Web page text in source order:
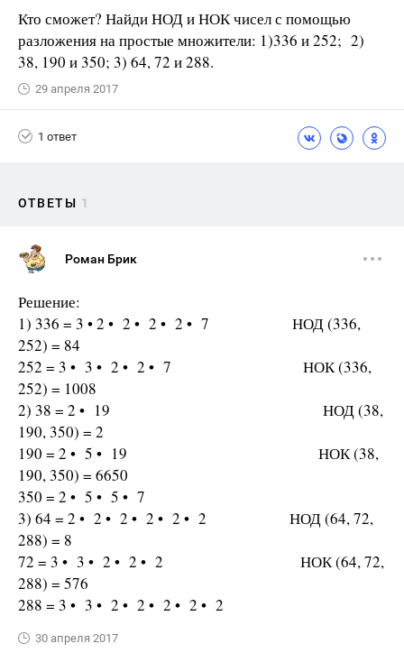
Кто сможет? Найди НОД и НОК чисел с помощью
разложения на простые множители: 1)336 и 252; 2)
38, 190 и 350; 3) 64, 72 и 288.
29 апреля 2017
1 ответ
ОТВЕТЫ 1
Роман Брик
Решение:
1) 336 = 3 • 2 • 2 • 2 • 2 • 7 НОД (336,
252) = 84
252 = 3 • 3 • 2 • 2 • 7 НОК (336,
252) = 1008
2) 38 = 2 • 19 НОД (38,
190, 350) = 2
190 = 2 • 5 • 19 НОК (38,
190, 350) = 6650
350 = 2 • 5 • 5 • 7
3) 64 = 2 • 2 • 2 • 2 • 2 • 2 НОД (64, 72,
288) = 8
72 = 3 • 3 • 2 • 2 • 2 НОК (64, 72,
288) = 576
288 = 3 • 3 • 2 • 2 • 2 • 2 • 2
30 апреля 2017